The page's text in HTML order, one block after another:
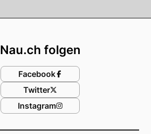
Nau.ch folgen
Facebook
Twitter
Instagram